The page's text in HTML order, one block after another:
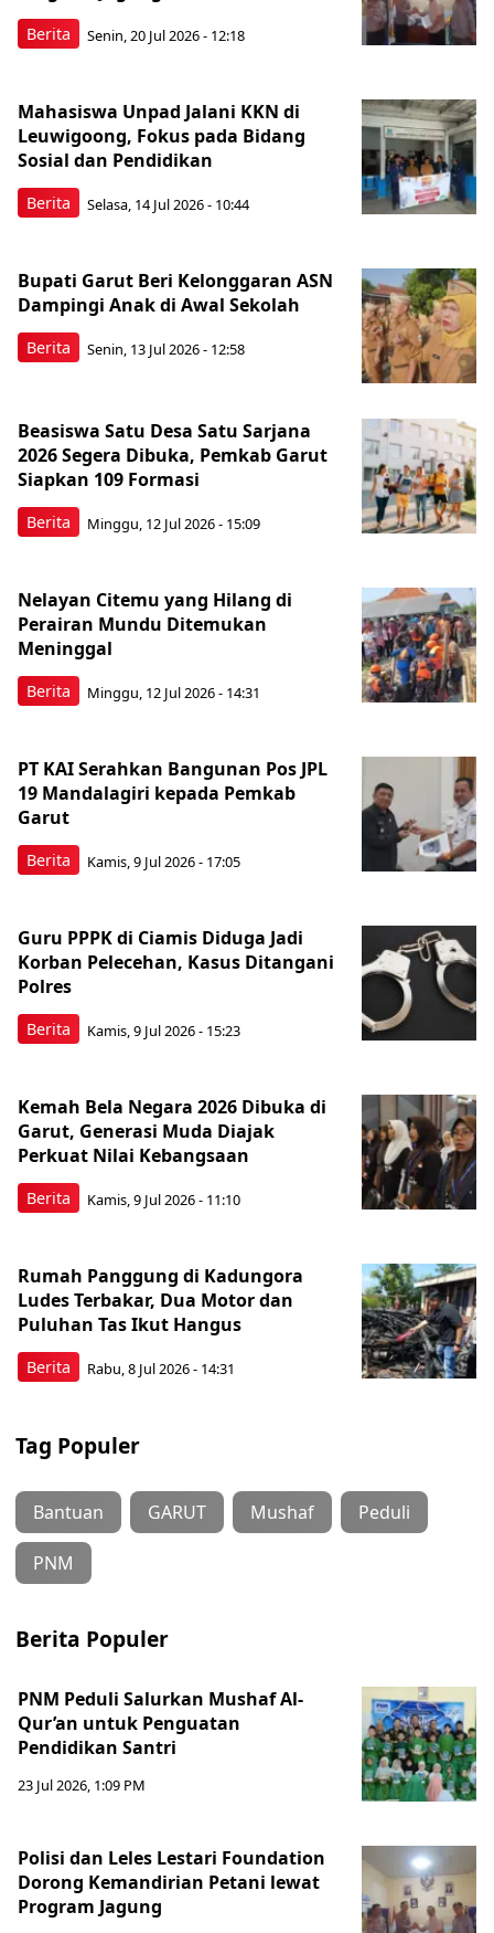
Berita Senin, 20 Jul 2026 - 12:18
Berita
Mahasiswa Unpad Jalani KKN di
Leuwigoong, Fokus pada Bidang
Sosial dan Pendidikan
Selasa, 14 Jul 2026 - 10:44
Berita
Bupati Garut Beri Kelonggaran ASN
Dampingi Anak di Awal Sekolah
Senin, 13 Jul 2026 - 12:58
Berita
Beasiswa Satu Desa Satu Sarjana
2026 Segera Dibuka, Pemkab Garut
Siapkan 109 Formasi
Minggu, 12 Jul 2026 - 15:09
Berita
Nelayan Citemu yang Hilang di
Perairan Mundu Ditemukan
Meninggal
Minggu, 12 Jul 2026 - 14:31
Berita
PT KAI Serahkan Bangunan Pos JPL
19 Mandalagiri kepada Pemkab
Garut
Kamis, 9 Jul 2026 - 17:05
Berita
Guru PPPK di Ciamis Diduga Jadi
Korban Pelecehan, Kasus Ditangani
Polres
Kamis, 9 Jul 2026 - 15:23
Berita
Kemah Bela Negara 2026 Dibuka di
Garut, Generasi Muda Diajak
Perkuat Nilai Kebangsaan
Kamis, 9 Jul 2026 - 11:10
Berita
Rumah Panggung di Kadungora
Ludes Terbakar, Dua Motor dan
Puluhan Tas Ikut Hangus
Rabu, 8 Jul 2026 - 14:31
Tag Populer
Bantuan GARUT Mushaf Peduli
PNM
Berita Populer
PNM Peduli Salurkan Mushaf Al-
Qur’an untuk Penguatan
Pendidikan Santri
23 Jul 2026, 1:09 PM
Polisi dan Leles Lestari Foundation
Dorong Kemandirian Petani lewat
Program Jagung